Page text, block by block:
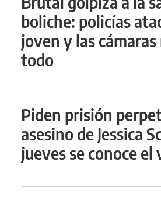
boliche: policías
joven y las
todo
Piden prisión
asesino de Jessica
jueves se conoce